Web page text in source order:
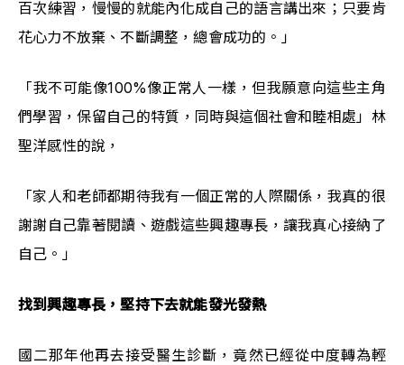
百次練習，慢慢的就能內化成自己的語言講出來；只要肯
花心力不放棄、不斷調整，總會成功的。」
「我不可能像100%像正常人一樣，但我願意向這些主角
們學習，保留自己的特質，同時與這個社會和睦相處」林
聖洋感性的說，
「家人和老師都期待我有一個正常的人際關係，我真的很
謝謝自己靠著閱讀、遊戲這些興趣專長，讓我真心接納了
自己。」
找到興趣專長，堅持下去就能發光發熱
國二那年他再去接受醫生診斷，竟然已經從中度轉為輕